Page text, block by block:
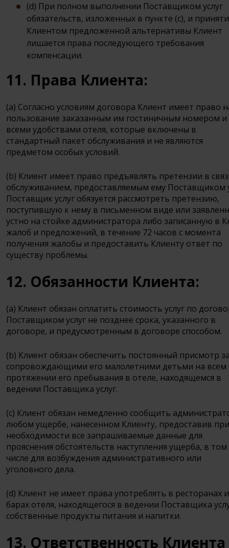
(d) При полном выполнении Поставщиком услуг
обязательств, изложенных в пункте (с), и
Клиентом предложенной альтернативы Клиент
лишается права последующего требования
компенсации.
11. Права Клиента:
(a) Согласно условиям договора Клиент имеет право
пользование заказанным им гостиничным номером и
всеми удобствами отеля, которые включены в
стандартный пакет обслуживания и не являются
предметом особых условий.
(b) Клиент имеет право предъявлять претензии в
обслуживанием, предоставляемым ему Поставщиком
Поставщик услуг обязуется рассмотреть претензию,
поступившую к нему в письменном виде или
устно на стойке администратора либо записанную в
жалоб и предложений, в течение 72 часов с момента
получения жалобы и предоставить Клиенту ответ по
существу проблемы.
12. Обязанности Клиента:
(a) Клиент обязан оплатить стоимость услуг по
Поставщиком услуг не позднее срока, указанного в
договоре, и предусмотренным в договоре способом.
(b) Клиент обязан обеспечить постоянный присмотр
сопровождающими его малолетними детьми на всем
протяжении его пребывания в отеле, находящемся в
ведении Поставщика услуг.
(c) Клиент обязан немедленно сообщить
любом ущербе, нанесенном Клиенту, предоставив при
необходимости все запрашиваемые данные для
прояснения обстоятельств наступления ущерба, в том
числе для возбуждения административного или
уголовного дела.
(d) Клиент не имеет права употреблять в ресторанах и
барах отеля, находящегося в ведении Поставщика
собственные продукты питания и напитки.
13. Ответственность Клиента